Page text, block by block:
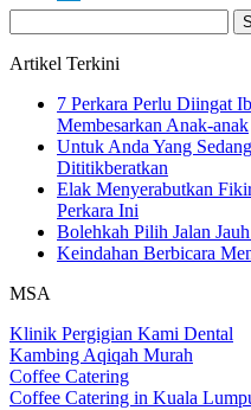
for:
Artikel Terkini
7 Perkara Perlu Diingat
Membesarkan Anak-anak
Untuk Anda Yang
Dititikberatkan
Elak Menyerabutkan
Perkara Ini
Bolehkah Pilih Jalan
Keindahan Berbicara
MSA
Klinik Pergigian Kami Dental
Kambing Aqiqah Murah
Coffee Catering
Coffee Catering in Kuala